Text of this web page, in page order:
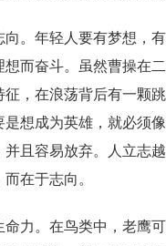
向。年轻人要有梦想，
而奋斗。虽然曹操在
，在浪荡背后有一颗
想成为英雄，就必须
并且容易放弃。人立志
在于志向。
命力。在鸟类中，老鹰